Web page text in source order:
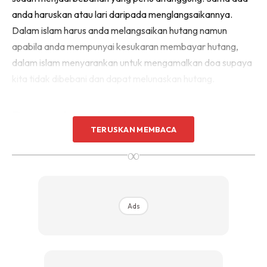
anda haruskan atau lari daripada menglangsaikannya.
Dalam islam harus anda melangsaikan hutang namun
apabila anda mempunyai kesukaran membayar hutang,
dalam islam menyarankan untuk mengamalkan doa supaya
Doa melunaskan hutang
TERUSKAN MEMBACA
∞
Ads